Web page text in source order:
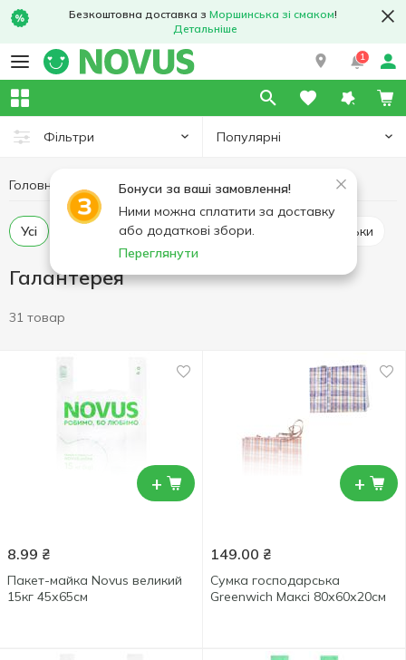
Безкоштовна доставка з Моршинська зі смаком!
Детальніше
1
Фільтри Популярні
Бонуси за ваші замовлення!
Ними можна сплатити за доставку
або додаткові збори.
Переглянути
Головна Товари для дому Галантерея
Усі Сумки і шопери Косметички Парасольки
Галантерея
31 товар
+
8.99 ₴
Пакет-майка Novus великий
15кг 45х65см
+
149.00 ₴
Сумка господарська
Greenwich Максі 80х60х20см